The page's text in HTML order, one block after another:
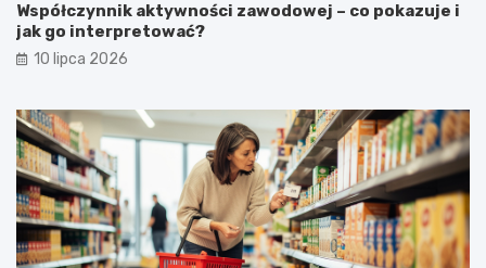
Współczynnik aktywności zawodowej – co pokazuje i
jak go interpretować?
10 lipca 2026